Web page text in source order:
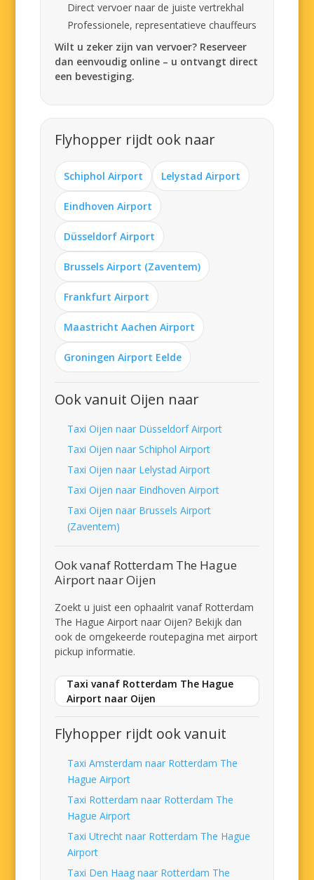
Direct vervoer naar de juiste vertrekhal
Professionele, representatieve chauffeurs
Wilt u zeker zijn van vervoer? Reserveer
dan eenvoudig online – u ontvangt direct
een bevestiging.
Flyhopper rijdt ook naar
Schiphol Airport Lelystad Airport
Eindhoven Airport
Düsseldorf Airport
Brussels Airport (Zaventem)
Frankfurt Airport
Maastricht Aachen Airport
Groningen Airport Eelde
Ook vanuit Oijen naar
Taxi Oijen naar Düsseldorf Airport
Taxi Oijen naar Schiphol Airport
Taxi Oijen naar Lelystad Airport
Taxi Oijen naar Eindhoven Airport
Taxi Oijen naar Brussels Airport
(Zaventem)
Ook vanaf Rotterdam The Hague
Airport naar Oijen
Zoekt u juist een ophaalrit vanaf Rotterdam
The Hague Airport naar Oijen? Bekijk dan
ook de omgekeerde routepagina met airport
pickup informatie.
Taxi vanaf Rotterdam The Hague
Airport naar Oijen
Flyhopper rijdt ook vanuit
Taxi Amsterdam naar Rotterdam The
Hague Airport
Taxi Rotterdam naar Rotterdam The
Hague Airport
Taxi Utrecht naar Rotterdam The Hague
Airport
Taxi Den Haag naar Rotterdam The